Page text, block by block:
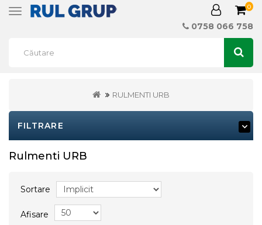
Toggle
0
0758 066 758
RULMENTI URB
FILTRARE
Rulmenti URB
Sortare
Afisare